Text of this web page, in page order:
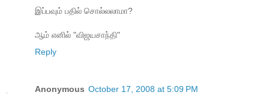
இப்பவும் பதில் சொல்லலாமா?
ஆம் எனில் "விஜயசாந்தி"
Reply
Anonymous October 17, 2008 at 5:09 PM